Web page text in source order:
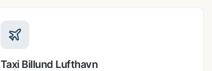
Taxi Billund Lufthavn